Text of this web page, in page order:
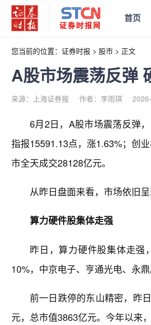
首页
您当前的位置： 证券时报 > 股市 > 正文
A股市场震荡反弹
来源：上海证券报 作者：李雨琪
6月2日，A股市场震荡反弹
指报15591.13点，涨1.63%；创
市全天成交28128亿元。
从昨日盘面来看，市场依旧
算力硬件股集体走强
昨日，算力硬件股集体走强
10%，中京电子、亨通光电、永
前一日跌停的东山精密，昨
元，总市值3863亿元。今年以来